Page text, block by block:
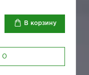
В корзину
0